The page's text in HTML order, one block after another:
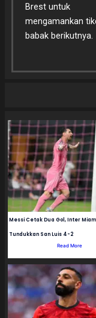
Brest untuk
mengamankan
babak berikutnya.
Messi Cetak Dua Gol, Inter
Tundukkan San Luis 4-2
Read More